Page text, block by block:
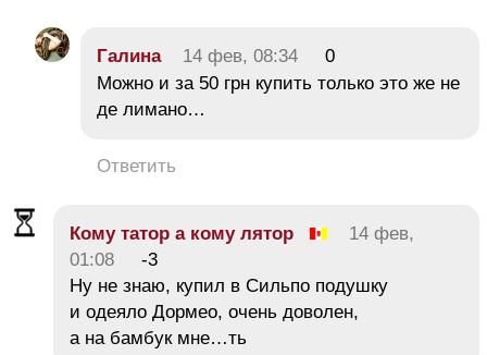
Галина 14 фев, 08:34
0
Можно и за 50 грн купить только это же не
де лимано…
Ответить
Кому татор а кому лятор
14 фев,
01:08
-3
Ну не знаю, купил в Сильпо подушку
и одеяло Дормео, очень доволен,
а на бамбук мне…ть